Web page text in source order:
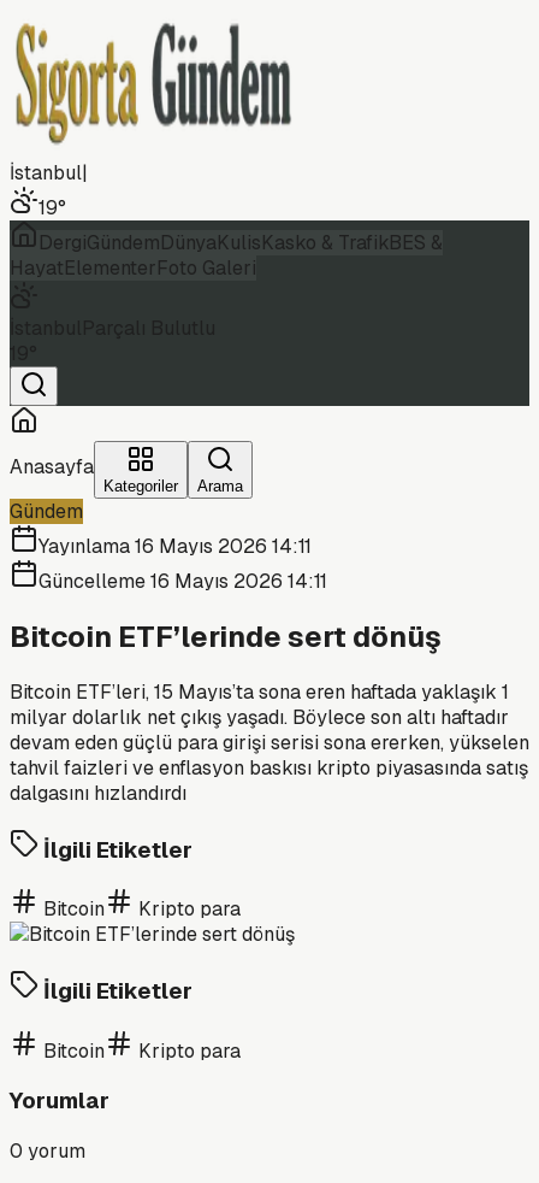
İstanbul|
19°
DergiGündemDünyaKulisKasko & TrafikBES &
HayatElementerFoto Galeri
Anasayfa
Kategoriler Arama
Gündem
Yayınlama16 Mayıs 2026 14:11
Güncelleme16 Mayıs 2026 14:11
Bitcoin ETF’lerinde sert dönüş
Bitcoin ETF’leri, 15 Mayıs’ta sona eren haftada yaklaşık 1
milyar dolarlık net çıkış yaşadı. Böylece son altı haftadır
devam eden güçlü para girişi serisi sona ererken, yükselen
tahvil faizleri ve enflasyon baskısı kripto piyasasında satış
dalgasını hızlandırdı
İlgili Etiketler
Bitcoin Kripto para
İlgili Etiketler
Bitcoin Kripto para
Yorumlar
0 yorum